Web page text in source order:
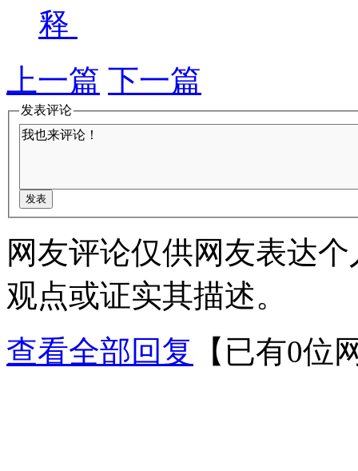
释
上一篇 下一篇
发表评论
网友评论仅供网友表达
观点或证实其描述。
查看全部回复
【已有0位